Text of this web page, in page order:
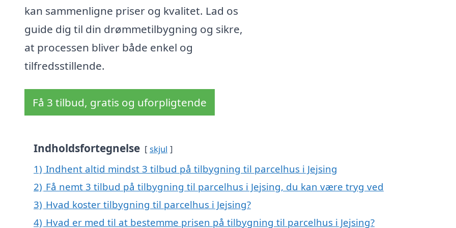
kan sammenligne priser og kvalitet. Lad os
guide dig til din drømmetilbygning og sikre,
at processen bliver både enkel og
tilfredsstillende.
Få 3 tilbud, gratis og uforpligtende
Indholdsfortegnelse skjul
1) Indhent altid mindst 3 tilbud på tilbygning til parcelhus i Jejsing
2) Få nemt 3 tilbud på tilbygning til parcelhus i Jejsing, du kan være tryg ved
3) Hvad koster tilbygning til parcelhus i Jejsing?
4) Hvad er med til at bestemme prisen på tilbygning til parcelhus i Jejsing?